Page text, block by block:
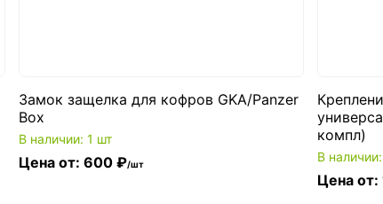
Замок защелка для кофров GKA/Panzer
Box
В наличии: 1 шт
Цена от: 600 ₽/шт
компл)
В
Цена от: